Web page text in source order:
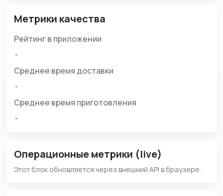
Метрики качества
Рейтинг в приложении
-
Среднее время доставки
-
Среднее время приготовления
-
Операционные метрики (live)
Этот блок обновляется через внешний API в браузере.